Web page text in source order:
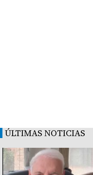
ÚLTIMAS NOTICIAS